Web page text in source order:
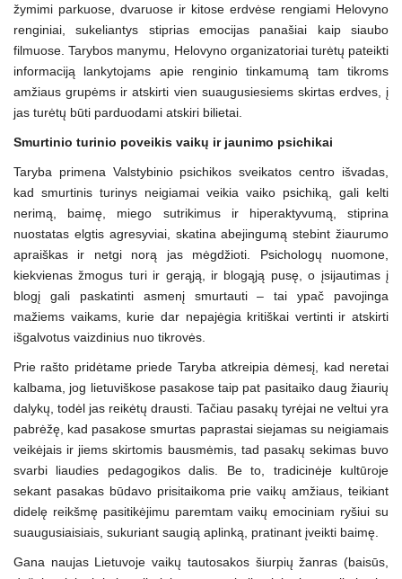
žymimi parkuose, dvaruose ir kitose erdvėse rengiami Helovyno
renginiai, sukeliantys stiprias emocijas panašiai kaip siaubo
filmuose. Tarybos manymu, Helovyno organizatoriai turėtų pateikti
informaciją lankytojams apie renginio tinkamumą tam tikroms
amžiaus grupėms ir atskirti vien suaugusiesiems skirtas erdves, į
jas turėtų būti parduodami atskiri bilietai.
Smurtinio turinio poveikis vaikų ir jaunimo psichikai
Taryba primena Valstybinio psichikos sveikatos centro išvadas,
kad smurtinis turinys neigiamai veikia vaiko psichiką, gali kelti
nerimą, baimę, miego sutrikimus ir hiperaktyvumą, stiprina
nuostatas elgtis agresyviai, skatina abejingumą stebint žiaurumo
apraiškas ir netgi norą jas mėgdžioti. Psichologų nuomone,
kiekvienas žmogus turi ir gerąją, ir blogąją pusę, o įsijautimas į
blogį gali paskatinti asmenį smurtauti – tai ypač pavojinga
mažiems vaikams, kurie dar nepajėgia kritiškai vertinti ir atskirti
išgalvotus vaizdinius nuo tikrovės.
Prie rašto pridėtame priede Taryba atkreipia dėmesį, kad neretai
kalbama, jog lietuviškose pasakose taip pat pasitaiko daug žiaurių
dalykų, todėl jas reikėtų drausti. Tačiau pasakų tyrėjai ne veltui yra
pabrėžę, kad pasakose smurtas paprastai siejamas su neigiamais
veikėjais ir jiems skirtomis bausmėmis, tad pasakų sekimas buvo
svarbi liaudies pedagogikos dalis. Be to, tradicinėje kultūroje
sekant pasakas būdavo prisitaikoma prie vaikų amžiaus, teikiant
didelę reikšmę pasitikėjimu paremtam vaikų emociniam ryšiui su
suaugusiaisiais, sukuriant saugią aplinką, pratinant įveikti baimę.
Gana naujas Lietuvoje vaikų tautosakos šiurpių žanras (baisūs,